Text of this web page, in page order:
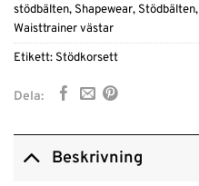
stödbälten, Shapewear, Stödbälten,
Waisttrainer västar
Etikett: Stödkorsett
Dela:
Beskrivning